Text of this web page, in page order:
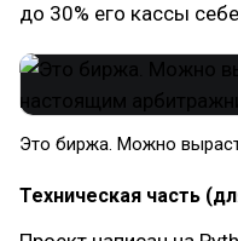
до 30% его кассы
Это биржа. Можно
Техническая часть